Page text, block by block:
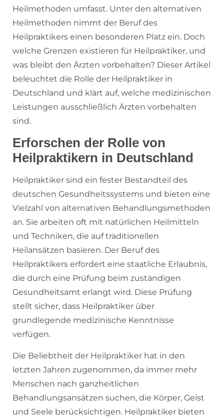
Heilmethoden umfasst. Unter den alternativen
Heilmethoden nimmt der Beruf des
Heilpraktikers einen besonderen Platz ein. Doch
welche Grenzen existieren für Heilpraktiker, und
was bleibt den Ärzten vorbehalten? Dieser Artikel
beleuchtet die Rolle der Heilpraktiker in
Deutschland und klärt auf, welche medizinischen
Leistungen ausschließlich Ärzten vorbehalten
sind.
Erforschen der Rolle von
Heilpraktikern in Deutschland
Heilpraktiker sind ein fester Bestandteil des
deutschen Gesundheitssystems und bieten eine
Vielzahl von alternativen Behandlungsmethoden
an. Sie arbeiten oft mit natürlichen Heilmitteln
und Techniken, die auf traditionellen
Heilansätzen basieren. Der Beruf des
Heilpraktikers erfordert eine staatliche Erlaubnis,
die durch eine Prüfung beim zuständigen
Gesundheitsamt erlangt wird. Diese Prüfung
stellt sicher, dass Heilpraktiker über
grundlegende medizinische Kenntnisse
verfügen.
Die Beliebtheit der Heilpraktiker hat in den
letzten Jahren zugenommen, da immer mehr
Menschen nach ganzheitlichen
Behandlungsansätzen suchen, die Körper, Geist
und Seele berücksichtigen. Heilpraktiker bieten